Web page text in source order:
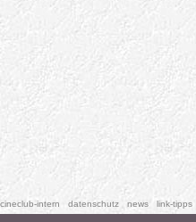
cineclub-intern datenschutz news link-tipps